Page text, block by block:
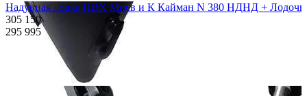
Надувная лодка ПВХ Мнев и К Кайман N 380 НДНД +
305 150
295 995
Характеристики
Дополнения к товару